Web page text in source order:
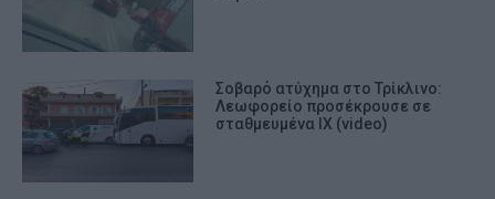
Σοβαρό ατύχημα στο Τρίκλινο:
Λεωφορείο προσέκρουσε σε
σταθμευμένα ΙΧ (video)